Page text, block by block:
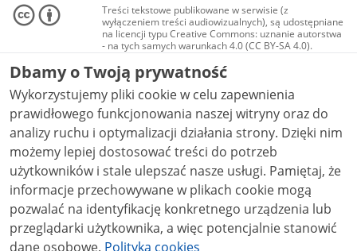
Treści tekstowe publikowane w serwisie (z
wyłączeniem treści audiowizualnych), są udostępniane
na licencji typu Creative Commons: uznanie autorstwa
- na tych samych warunkach 4.0 (CC BY-SA 4.0).
Materiały audiowizualne, w tym zdjęcia, materiały
audio i wideo, są udostępniane na licencji typu
Creative Commons: uznanie autorstwa użycie
niekomercyjne - bez utworów zależnych 4.0 (CC BY-
NC-ND 4.0), o ile nie jest to stwierdzone inaczej.
Dbamy o Twoją prywatność
Wykorzystujemy pliki cookie w celu zapewnienia
prawidłowego funkcjonowania naszej witryny oraz do
analizy ruchu i optymalizacji działania strony. Dzięki nim
możemy lepiej dostosować treści do potrzeb
użytkowników i stale ulepszać nasze usługi. Pamiętaj, że
informacje przechowywane w plikach cookie mogą
pozwalać na identyfikację konkretnego urządzenia lub
przeglądarki użytkownika, a więc potencjalnie stanowić
dane osobowe. Polityka cookies